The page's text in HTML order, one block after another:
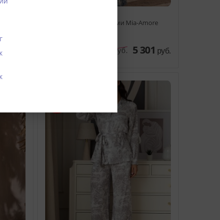
Костюм жилет с брюками Mia-Amore
руб. 5 301 руб.